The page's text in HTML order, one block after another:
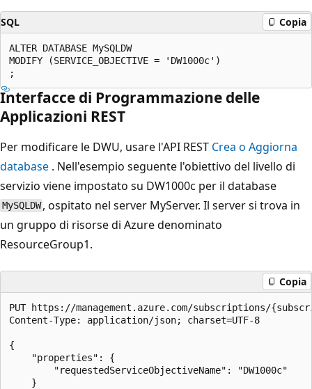
SQL Copia
ALTER DATABASE MySQLDW
MODIFY (SERVICE_OBJECTIVE = 'DW1000c')
Interfacce di Programmazione delle
Applicazioni REST
Per modificare le DWU, usare l'API REST Crea o Aggiorna
database . Nell'esempio seguente l'obiettivo del livello di
servizio viene impostato su DW1000c per il database
MySQLDW , ospitato nel server MyServer. Il server si trova in
un gruppo di risorse di Azure denominato
ResourceGroup1.
Copia
PUT https://management.azure.com/subscriptions/
Content-Type: application/json; charset=UTF-8
{
    "properties": {
        "requestedServiceObjectiveName": "DW1000c"
    }